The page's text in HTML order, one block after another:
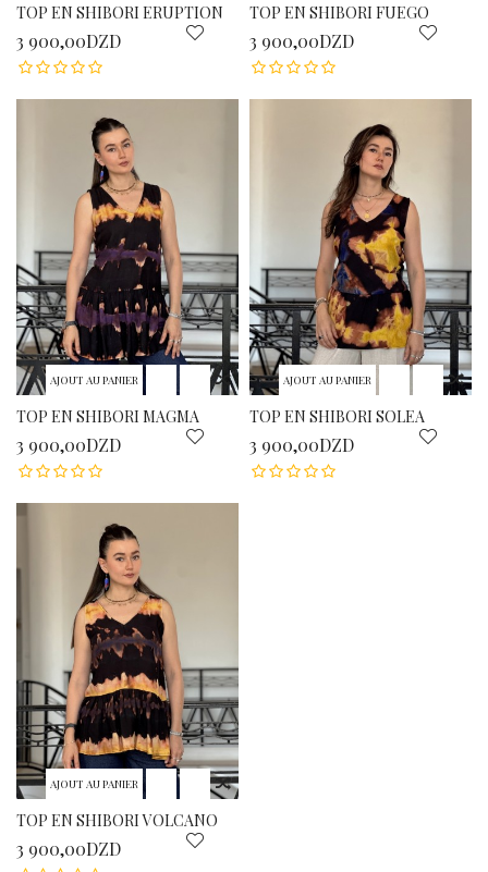
TOP EN SHIBORI ERUPTION
3 900,00DZD
TOP EN SHIBORI FUEGO
3 900,00DZD
AJOUT AU PANIER
TOP EN SHIBORI MAGMA
3 900,00DZD
AJOUT AU PANIER
TOP EN SHIBORI SOLEA
3 900,00DZD
AJOUT AU PANIER
TOP EN SHIBORI VOLCANO
3 900,00DZD